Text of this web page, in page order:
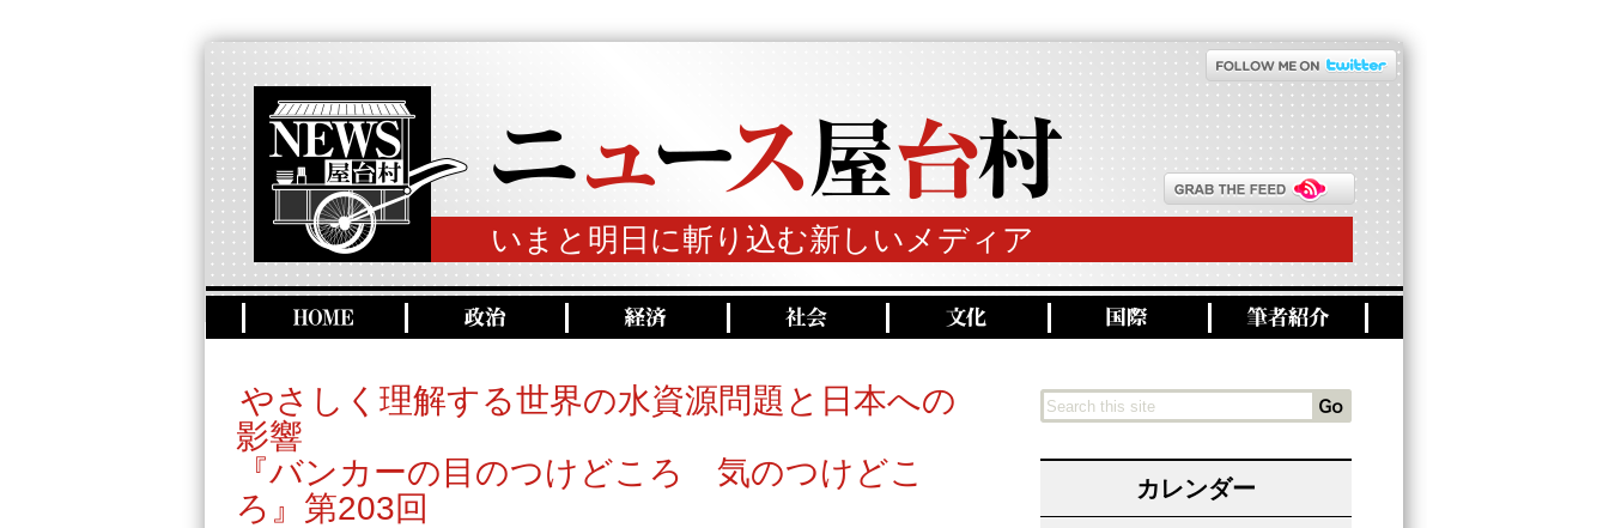
いまと明日に斬り込む新しいメディア
やさしく理解する世界の水資源問題と日本への
影響
『バンカーの目のつけどころ 気のつけどこ
ろ』第203回
カレンダー